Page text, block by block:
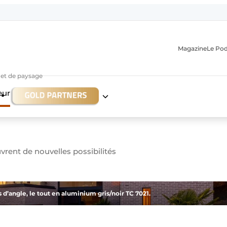
de paysage
MagazineLe
de nouvelles possibilités
le tout en aluminium gris/noir TC 7021.